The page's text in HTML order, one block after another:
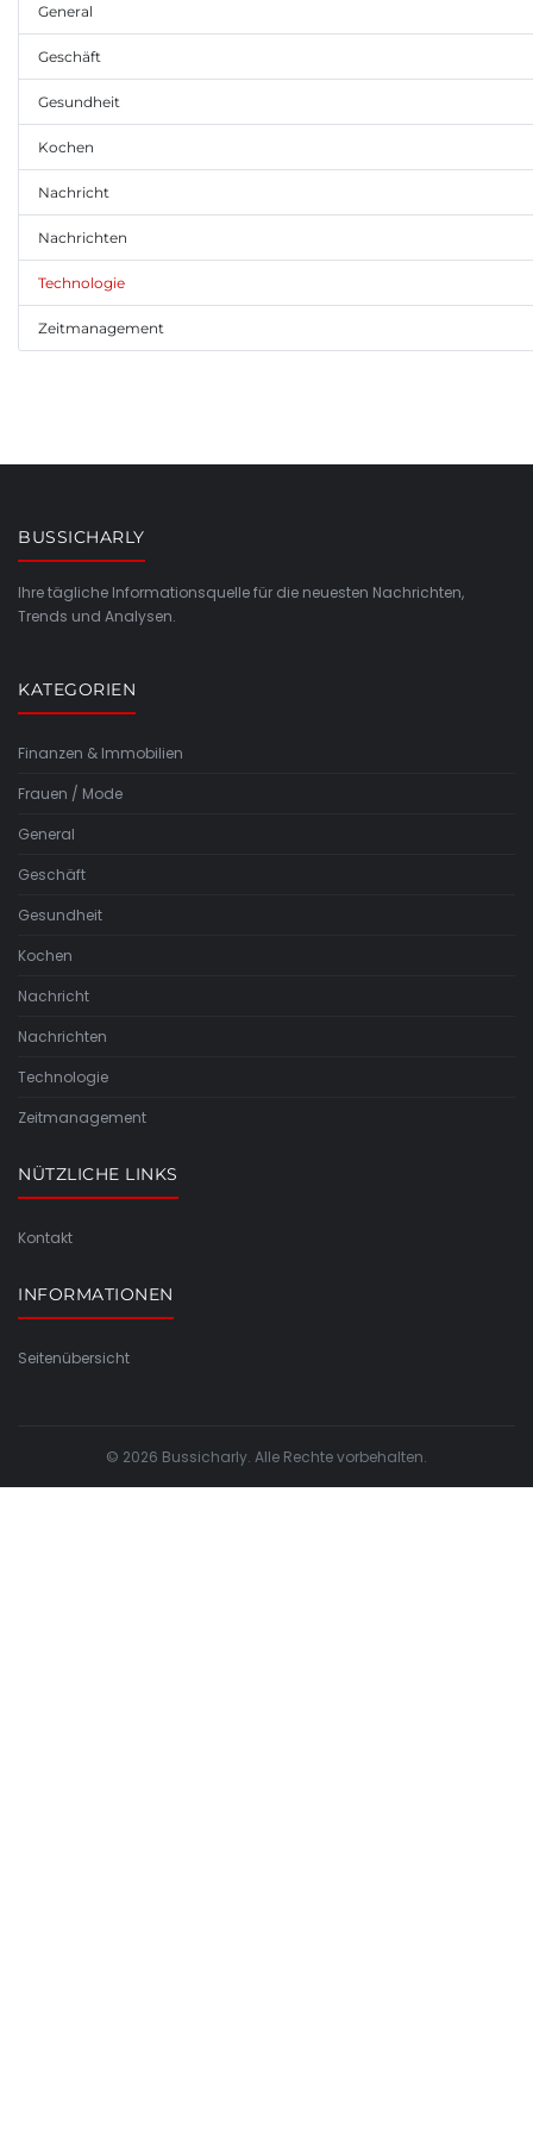
General
Geschäft
Gesundheit
Kochen
Nachricht
Nachrichten
Technologie
Zeitmanagement
BUSSICHARLY
Ihre tägliche Informationsquelle für die neuesten Nachrichten,
Trends und Analysen.
KATEGORIEN
Finanzen & Immobilien
Frauen / Mode
General
Geschäft
Gesundheit
Kochen
Nachricht
Nachrichten
Technologie
Zeitmanagement
NÜTZLICHE LINKS
Kontakt
INFORMATIONEN
Seitenübersicht
© 2026 Bussicharly. Alle Rechte vorbehalten.